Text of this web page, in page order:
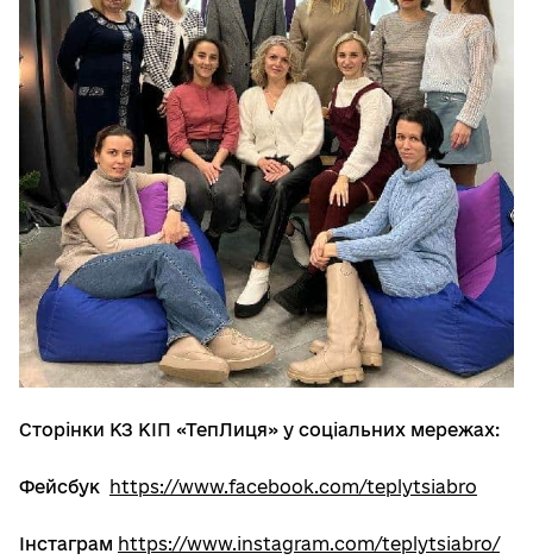
Сторінки КЗ КІП «ТепЛиця» у соціальних мережах:
Фейсбук https://www.facebook.com/teplytsiabro
Інстаграм https://www.instagram.com/teplytsiabro/